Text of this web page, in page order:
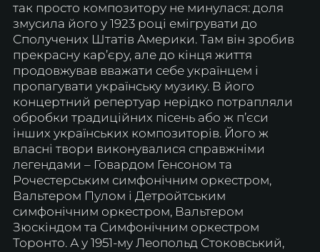
так просто композитору не минулася: доля
змусила його у 1923 році емігрувати до
Сполучених Штатів Америки. Там він зробив
прекрасну кар’єру, але до кінця життя
продовжував вважати себе українцем і
пропагувати українську музику. В його
концертний репертуар нерідко потрапляли
обробки традиційних пісень або ж п’єси
інших українських композиторів. Його ж
власні твори виконувалися справжніми
легендами – Говардом Генсоном та
Рочестерським симфонічним оркестром,
Вальтером Пулом і Детройтським
симфонічним оркестром, Вальтером
Зюскіндом та Симфонічним оркестром
Торонто. А у 1951-му Леопольд Стоковський,